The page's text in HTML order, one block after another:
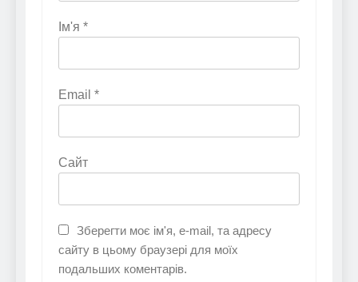
Ім'я *
Email *
Сайт
Зберегти моє ім'я, e-mail, та адресу
сайту в цьому браузері для моїх
подальших коментарів.